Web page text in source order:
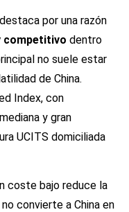
por una razón
competitivo dentro
no suele estar
de China.
Index, con
y gran
UCITS domiciliada
coste bajo reduce la
convierte a China en